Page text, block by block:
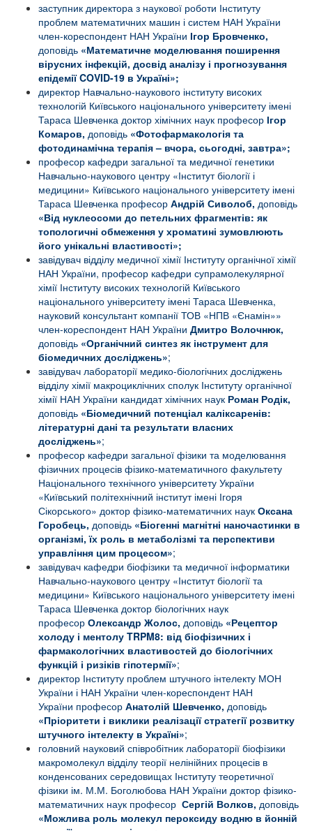
заступник директора з наукової роботи Інституту
проблем математичних машин і систем НАН України
член-кореспондент НАН України Ігор Бровченко,
доповідь «Математичне моделювання поширення
вірусних інфекцій, досвід аналізу і прогнозування
епідемії COVID-19 в Україні»;
директор Навчально-наукового інституту високих
технологій Київського національного університету імені
Тараса Шевченка доктор хімічних наук професор Ігор
Комаров, доповідь «Фотофармакологія та
фотодинамічна терапія – вчора, сьогодні, завтра»;
професор кафедри загальної та медичної генетики
Навчально-наукового центру «Інститут біології і
медицини» Київського національного університету імені
Тараса Шевченка професор Андрій Сиволоб, доповідь
«Від нуклеосоми до петельних фрагментів: як
топологичні обмеження у хроматині зумовлюють
його унікальні властивості»;
завідувач відділу медичної хімії Інституту органічної хімії
НАН України, професор кафедри супрамолекулярної
хімії Інституту високих технологій Київського
національного університету імені Тараса Шевченка,
науковий консультант компанії ТОВ «НПВ «Єнамін»»
член-кореспондент НАН України Дмитро Волочнюк,
доповідь «Органічний синтез як інструмент для
біомедичних досліджень»;
завідувач лабораторії медико-біологічних досліджень
відділу хімії макроциклічних сполук Інституту органічної
хімії НАН України кандидат хімічних наук Роман Родік,
доповідь «Біомедичний потенціал каліксаренів:
літературні дані та результати власних
досліджень»;
професор кафедри загальної фізики та моделювання
фізичних процесів фізико-математичного факультету
Національного технічного університету України
«Київський політехнічний інститут імені Ігоря
Сікорського» доктор фізико-математичних наук Оксана
Горобець, доповідь «Біогенні магнітні наночастинки в
організмі, їх роль в метаболізмі та перспективи
управління цим процесом»;
завідувач кафедри біофізики та медичної інформатики
Навчально-наукового центру «Інститут біології та
медицини» Київського національного університету імені
Тараса Шевченка доктор біологічних наук
професор Олександр Жолос, доповідь «Рецептор
холоду і ментолу TRPM8: від біофізичних і
фармакологічних властивостей до біологічних
функцій і ризіків гіпотермії»;
директор Інституту проблем штучного інтелекту МОН
України і НАН України член-кореспондент НАН
України професор Анатолій Шевченко, доповідь
«Пріоритети і виклики реалізації стратегії розвитку
штучного інтелекту в Україні»;
головний науковий співробітник лабораторії біофізики
макромолекул відділу теорії нелінійних процесів в
конденсованих середовищах Інституту теоретичної
фізики ім. М.М. Боголюбова НАН України доктор фізико-
математичних наук професор Сергій Волков, доповідь
«Можлива роль молекул пероксиду водню в йонній